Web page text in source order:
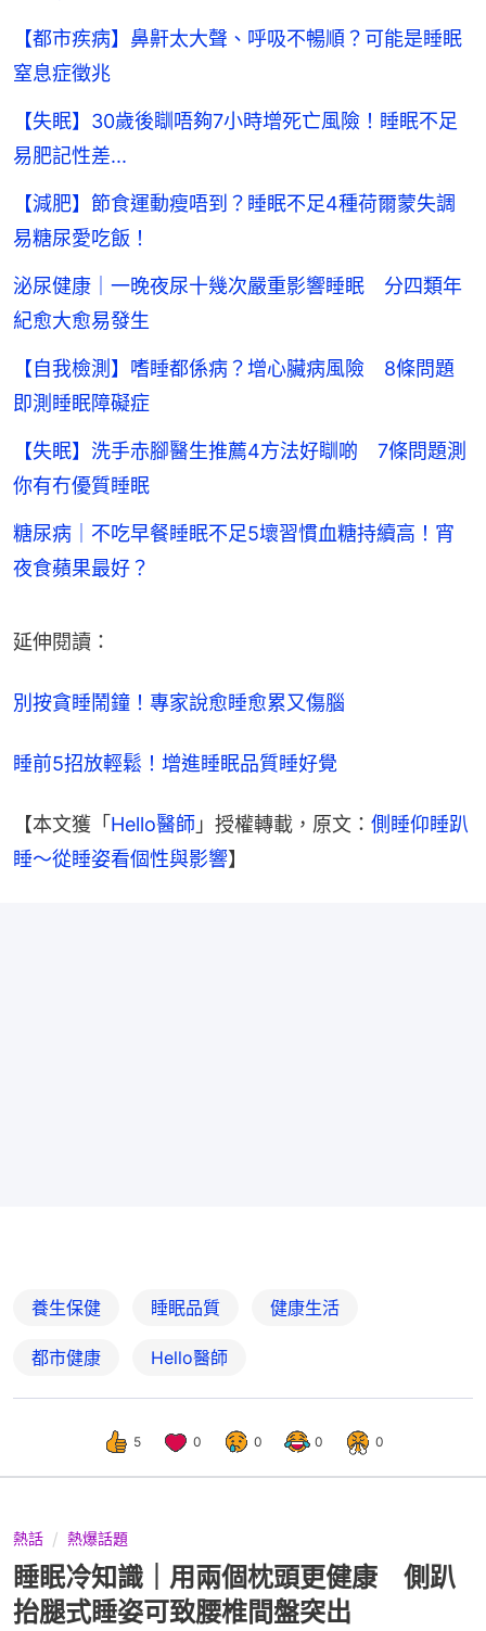
【都市疾病】鼻鼾太大聲、呼吸不暢順？可能是睡眠
窒息症徵兆
【失眠】30歲後瞓唔夠7小時增死亡風險！睡眠不足
易肥記性差...
【減肥】節食運動瘦唔到？睡眠不足4種荷爾蒙失調
易糖尿愛吃飯！
泌尿健康｜一晚夜尿十幾次嚴重影響睡眠 分四類年
紀愈大愈易發生
【自我檢測】嗜睡都係病？增心臟病風險 8條問題
即測睡眠障礙症
【失眠】洗手赤腳醫生推薦4方法好瞓啲 7條問題測
你有冇優質睡眠
糖尿病｜不吃早餐睡眠不足5壞習慣血糖持續高！宵
夜食蘋果最好？
延伸閱讀：
別按貪睡鬧鐘！專家說愈睡愈累又傷腦
睡前5招放輕鬆！增進睡眠品質睡好覺
【本文獲「Hello醫師 」授權轉載，原文： 側睡仰睡趴
睡～從睡姿看個性與影響】
養生保健 睡眠品質 健康生活
都市健康 Hello醫師
5 0 0 0 0
熱話 熱爆話題
睡眠冷知識｜用兩個枕頭更健康 側趴
抬腿式睡姿可致腰椎間盤突出